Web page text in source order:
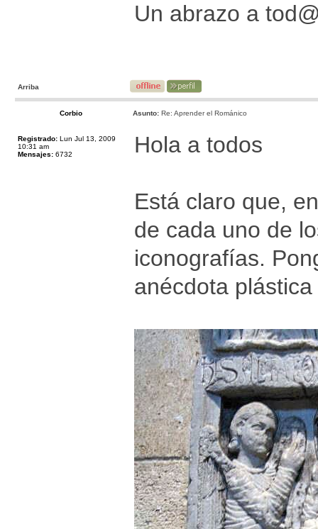
Un abrazo a
Arriba
Corbio Asunto: Re: Aprender el Románico
Registrado: Lun Jul 13, 2009
10:31 am
Mensajes: 6732 Hola a todos
Está claro que,
de cada uno de
iconografías.
anécdota